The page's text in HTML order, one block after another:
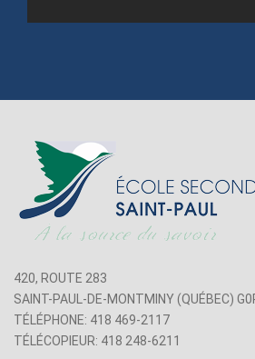
420, ROUTE 283
SAINT-PAUL-DE-MONTMINY (QUÉBEC)
TÉLÉPHONE: 418 469-2117
TÉLÉCOPIEUR: 418 248-6211